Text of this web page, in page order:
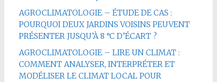
AGROCLIMATOLOGIE – ÉTUDE DE CAS :
POURQUOI DEUX JARDINS VOISINS PEUVENT
PRÉSENTER JUSQU’À 8 °C D’ÉCART ?
AGROCLIMATOLOGIE – LIRE UN CLIMAT :
COMMENT ANALYSER, INTERPRÉTER ET
MODÉLISER LE CLIMAT LOCAL POUR